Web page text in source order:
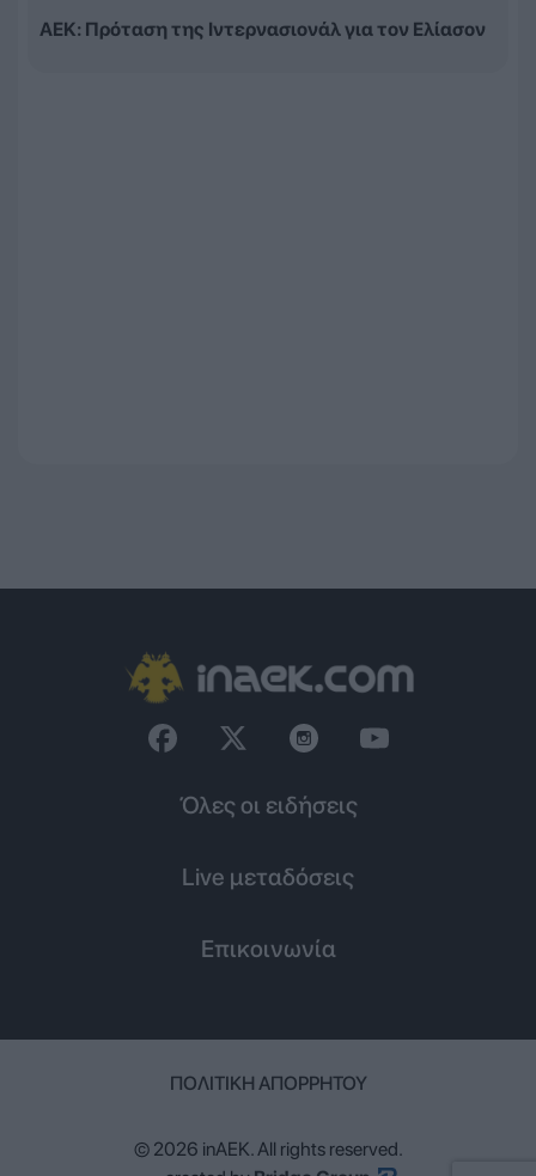
ΑΕΚ: Πρόταση της Ιντερνασιονάλ για τον Ελίασον
Όλες οι ειδήσεις
Live μεταδόσεις
Επικοινωνία
ΠΟΛΙΤΙΚΉ ΑΠΟΡΡΉΤΟΥ
© 2026 inAEK. All rights reserved.